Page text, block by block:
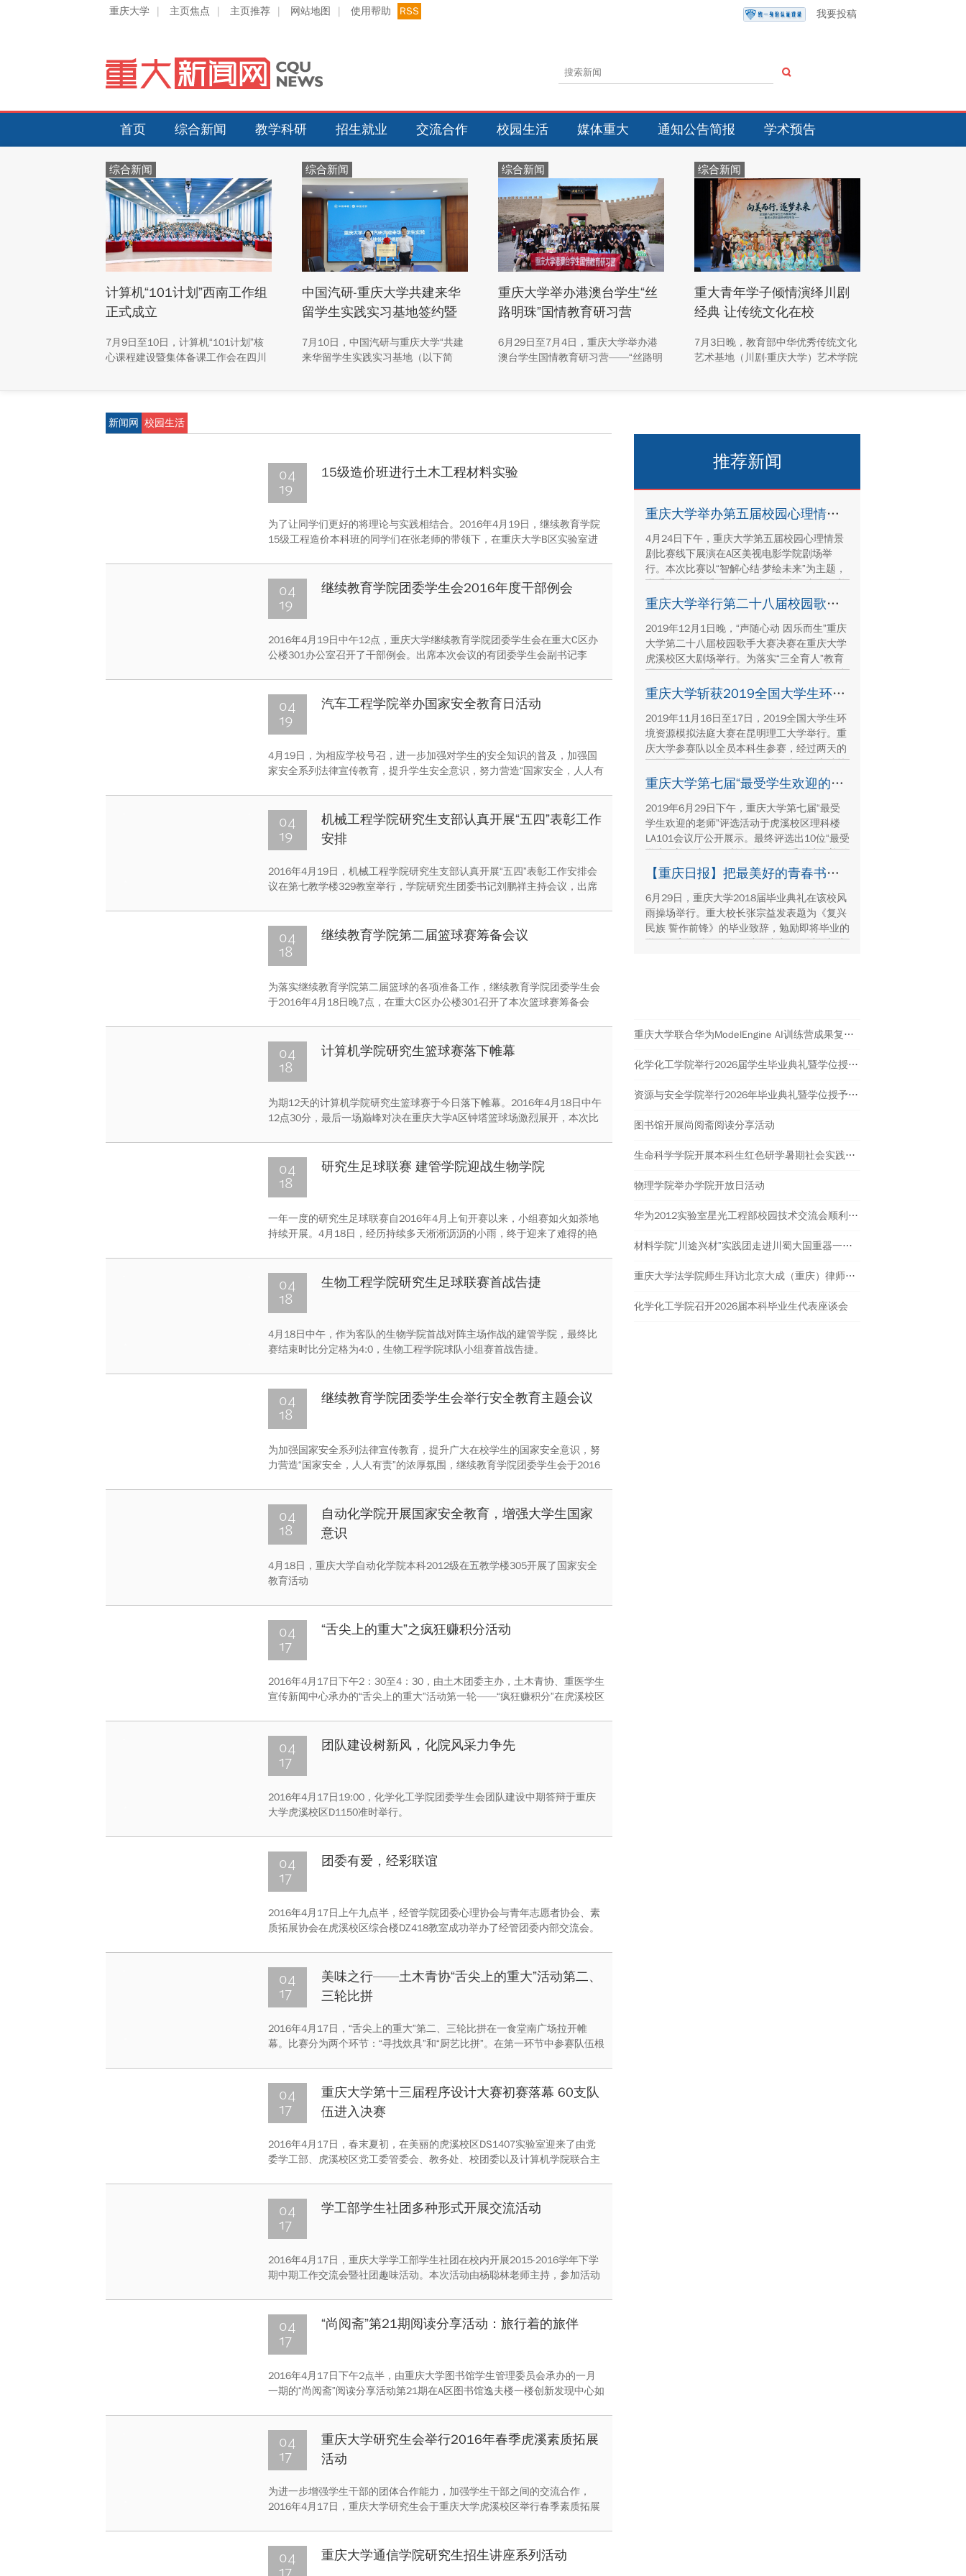
重庆大学 | 主页焦点 | 主页推荐 | 网站地图 | 使用帮助 RSS 我要投稿
首页 综合新闻 教学科研 招生就业 交流合作 校园生活 媒体重大 通知公告简报 学术预告
综合新闻
计算机“101计划”西南工作组
正式成立
7月9日至10日，计算机“101计划”核
心课程建设暨集体备课工作会在四川
综合新闻
中国汽研-重庆大学共建来华
留学生实践实习基地签约暨
7月10日，中国汽研与重庆大学“共建
来华留学生实践实习基地（以下简
学生事务管理中心主任阳春出席活
及来华留学生代表共同参与。
综合新闻
重庆大学举办港澳台学生“丝
路明珠”国情教育研习营
6月29日至7月4日，重庆大学举办港
澳台学生国情教育研习营——“丝路明
家在丝路文明传承、世界文化遗产保
成就与发展路径。
综合新闻
重大青年学子倾情演绎川剧
经典 让传统文化在校
7月3日晚，教育部中华优秀传统文化
艺术基地（川剧·重庆大学）艺术学院
主题，推进校园美育与传统文化传承
新闻网 校园生活
04
19
15级造价班进行土木工程材料实验
为了让同学们更好的将理论与实践相结合。2016年4月19日，继续教育学院
15级工程造价本科班的同学们在张老师的带领下，在重庆大学B区实验室进
04
19
继续教育学院团委学生会2016年度干部例会
2016年4月19日中午12点，重庆大学继续教育学院团委学生会在重大C区办
公楼301办公室召开了干部例会。出席本次会议的有团委学生会副书记李
04
19
汽车工程学院举办国家安全教育日活动
4月19日，为相应学校号召，进一步加强对学生的安全知识的普及，加强国
家安全系列法律宣传教育，提升学生安全意识，努力营造“国家安全，人人有
04
19
机械工程学院研究生支部认真开展“五四”表彰工作
安排
2016年4月19日，机械工程学院研究生支部认真开展“五四”表彰工作安排会
议在第七教学楼329教室举行，学院研究生团委书记刘鹏祥主持会议，出席
04
18
继续教育学院第二届篮球赛筹备会议
为落实继续教育学院第二届篮球的各项准备工作，继续教育学院团委学生会
于2016年4月18日晚7点，在重大C区办公楼301召开了本次篮球赛筹备会
04
18
计算机学院研究生篮球赛落下帷幕
为期12天的计算机学院研究生篮球赛于今日落下帷幕。2016年4月18日中午
12点30分，最后一场巅峰对决在重庆大学A区钟塔篮球场激烈展开，本次比
04
18
研究生足球联赛 建管学院迎战生物学院
一年一度的研究生足球联赛自2016年4月上旬开赛以来，小组赛如火如荼地
持续开展。4月18日，经历持续多天淅淅沥沥的小雨，终于迎来了难得的艳
04
18
生物工程学院研究生足球联赛首战告捷
4月18日中午，作为客队的生物学院首战对阵主场作战的建管学院，最终比
赛结束时比分定格为4:0，生物工程学院球队小组赛首战告捷。
04
18
继续教育学院团委学生会举行安全教育主题会议
为加强国家安全系列法律宣传教育，提升广大在校学生的国家安全意识，努
力营造“国家安全，人人有责”的浓厚氛围，继续教育学院团委学生会于2016
04
18
自动化学院开展国家安全教育，增强大学生国家
意识
4月18日，重庆大学自动化学院本科2012级在五教学楼305开展了国家安全
教育活动
04
17
“舌尖上的重大”之疯狂赚积分活动
2016年4月17日下午2：30至4：30，由土木团委主办，土木青协、重医学生
宣传新闻中心承办的“舌尖上的重大”活动第一轮——“疯狂赚积分”在虎溪校区
04
17
团队建设树新风，化院风采力争先
2016年4月17日19:00，化学化工学院团委学生会团队建设中期答辩于重庆
大学虎溪校区D1150准时举行。
04
17
团委有爱，经彩联谊
2016年4月17日上午九点半，经管学院团委心理协会与青年志愿者协会、素
质拓展协会在虎溪校区综合楼DZ418教室成功举办了经管团委内部交流会。
04
17
美味之行——土木青协“舌尖上的重大”活动第二、
三轮比拼
2016年4月17日，“舌尖上的重大”第二、三轮比拼在一食堂南广场拉开帷
幕。比赛分为两个环节：“寻找炊具”和“厨艺比拼”。在第一环节中参赛队伍根
的“红鲤鱼绿鲤鱼与驴”。
04
17
重庆大学第十三届程序设计大赛初赛落幕 60支队
伍进入决赛
2016年4月17日，春末夏初，在美丽的虎溪校区DS1407实验室迎来了由党
委学工部、虎溪校区党工委管委会、教务处、校团委以及计算机学院联合主
04
17
学工部学生社团多种形式开展交流活动
2016年4月17日，重庆大学学工部学生社团在校内开展2015-2016学年下学
期中期工作交流会暨社团趣味活动。本次活动由杨聪林老师主持，参加活动
04
17
“尚阅斋”第21期阅读分享活动：旅行着的旅伴
​2016年4月17日下午2点半，由重庆大学图书馆学生管理委员会承办的一月
一期的“尚阅斋”阅读分享活动第21期在A区图书馆逸夫楼一楼创新发现中心如
04
17
重庆大学研究生会举行2016年春季虎溪素质拓展
活动
为进一步增强学生干部的团体合作能力，加强学生干部之间的交流合作，
2016年4月17日，重庆大学研究生会于重庆大学虎溪校区举行春季素质拓展
04 重庆大学通信学院研究生招生讲座系列活动
推荐新闻
重庆大学举办第五届校园心理情景剧比赛
4月24日下午，重庆大学第五届校园心理情景
剧比赛线下展演在A区美视电影学院剧场举
行。本次比赛以“智解心结·梦绘未来”为主题，
由重庆大学党委学工部（心理中心）主办，美
视电影学院承办。
重庆大学举行第二十八届校园歌手大赛决赛
2019年12月1日晚，“声随心动 因乐而生”重庆
大学第二十八届校园歌手大赛决赛在重庆大学
虎溪校区大剧场举行。为落实“三全育人”教育
理念，来自党委教工部、国内合作办公室、建
筑学院、管科学院、机械学院等校内各单位老
师与十位参赛选手同台演绎，现场观看师生达
1300余人。
重庆大学斩获2019全国大学生环境资源模拟法庭大赛冠军
2019年11月16日至17日，2019全国大学生环
境资源模拟法庭大赛在昆明理工大学举行。重
庆大学参赛队以全员本科生参赛，经过两天的
激烈角逐，最终斩获冠军，获得本次大赛特等
奖。法学院董正爱老师获评优秀指导教师，法
学院本科生贡梓铭荣获最佳辩手。
重庆大学第七届“最受学生欢迎的老师”评选活动落幕
2019年6月29日下午，重庆大学第七届“最受
学生欢迎的老师”评选活动于虎溪校区理科楼
LA101会议厅公开展示。最终评选出10位“最受
学生欢迎的老师”，并提名5位“最受学生欢迎的
老师”。
【重庆日报】把最美好的青春书写在广阔大地上
6月29日，重庆大学2018届毕业典礼在该校风
雨操场举行。重大校长张宗益发表题为《复兴
民族 誓作前锋》的毕业致辞，勉励即将毕业的
学子们牢记时代使命，以奋斗为名，以创新为
重庆大学联合华为ModelEngine AI训练营成果复盘暨高校教学实践计划启动会举行
化学化工学院举行2026届学生毕业典礼暨学位授予仪式
资源与安全学院举行2026年毕业典礼暨学位授予仪式
图书馆开展尚阅斋阅读分享活动
生命科学学院开展本科生红色研学暑期社会实践活动
物理学院举办学院开放日活动
华为2012实验室星光工程部校园技术交流会顺利开展
材料学院“川途兴材”实践团走进川蜀大国重器一线 体悟材料强国使命
重庆大学法学院师生拜访北京大成（重庆）律师事务所
化学化工学院召开2026届本科毕业生代表座谈会